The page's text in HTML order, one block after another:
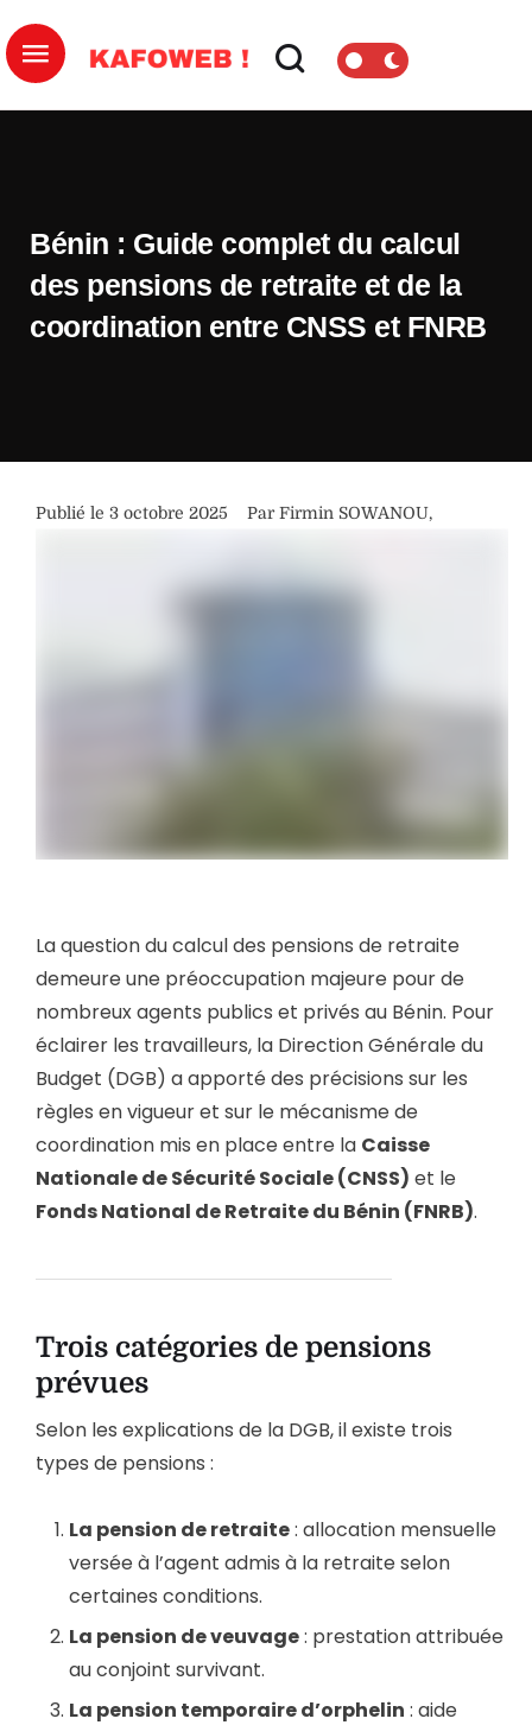
Bénin : Guide complet du calcul
des pensions de retraite et de la
coordination entre CNSS et FNRB
Publié le 3 octobre 2025 Par Firmin SOWANOU,
La question du calcul des pensions de retraite
demeure une préoccupation majeure pour de
nombreux agents publics et privés au Bénin. Pour
éclairer les travailleurs, la Direction Générale du
Budget (DGB) a apporté des précisions sur les
règles en vigueur et sur le mécanisme de
coordination mis en place entre la Caisse
Nationale de Sécurité Sociale (CNSS) et le
Fonds National de Retraite du Bénin (FNRB).
Trois catégories de pensions
prévues
Selon les explications de la DGB, il existe trois
types de pensions :
La pension de retraite: allocation mensuelle
versée à l’agent admis à la retraite selon
certaines conditions.
La pension de veuvage: prestation attribuée
au conjoint survivant.
La pension temporaire d’orphelin : aide